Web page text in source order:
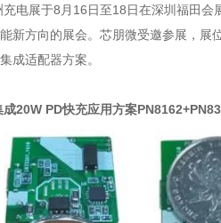
展于8月16日至18日在深圳福田会
新方向的展会。芯朋微受邀参展，展
成适配器方案。
PD快充应用方案